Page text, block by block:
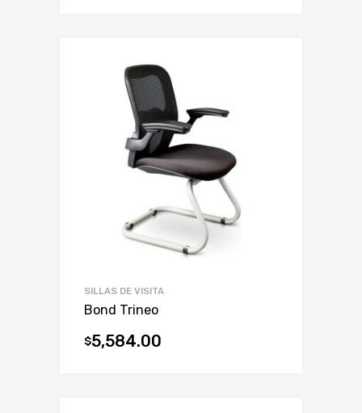
SILLAS DE VISITA
Bond Trineo
$5,584.00